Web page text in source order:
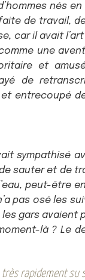
nés en
de travail,
car il avait
une
et
de
entrecoupé
sympathisé
sauter et de
peut-être
pas osé les
gars avaient
là ? Le
rapidement